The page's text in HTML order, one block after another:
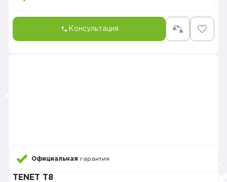
Консультация
Официальная гарантия
TENET T8